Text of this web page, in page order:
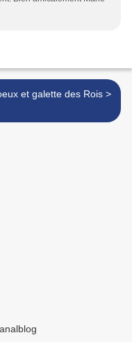
Voeux et galette des Rois >